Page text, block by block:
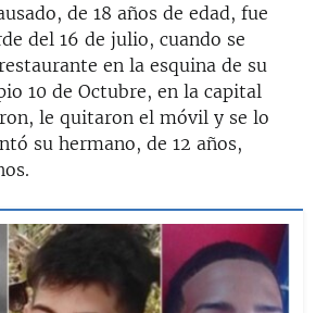
de 18 años de edad, fue
del 16 de julio, cuando se
en la esquina de su
10 de Octubre, en la capital
le quitaron el móvil y se lo
su hermano, de 12 años,